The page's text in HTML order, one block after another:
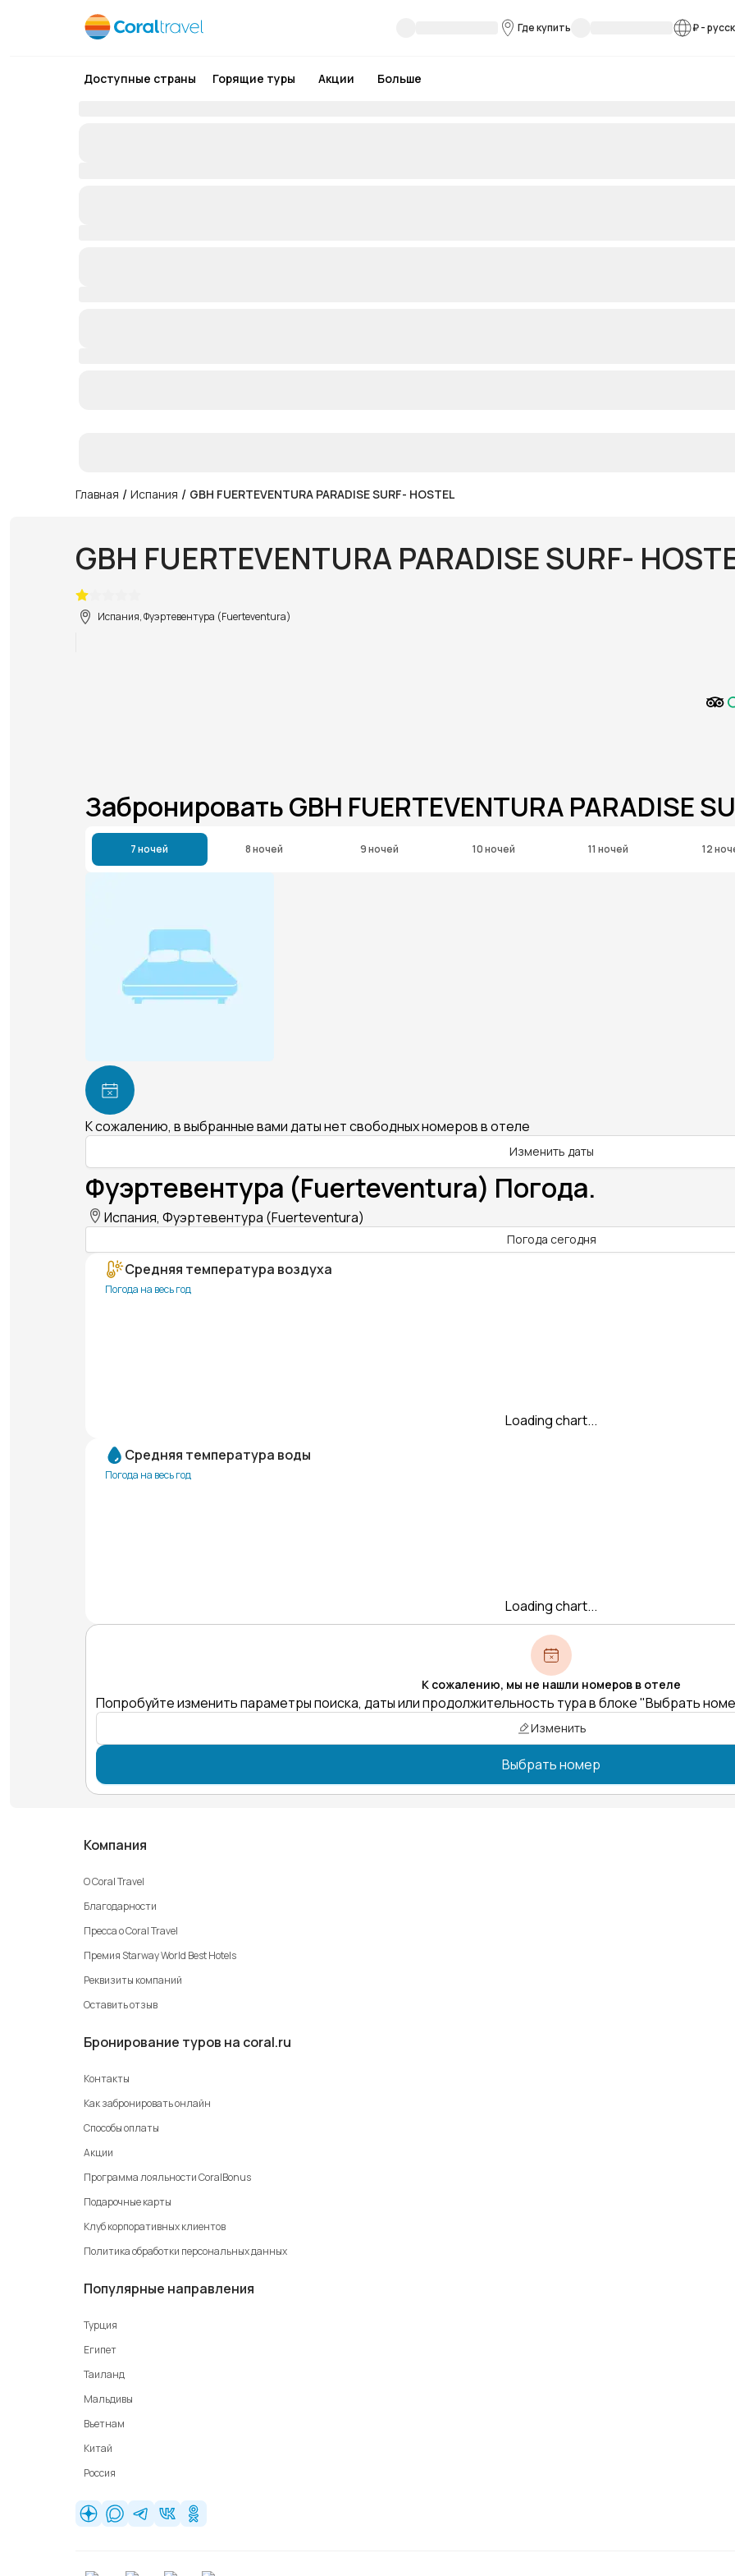
Где купить ₽-
Доступные страны Горящие туры Акции Больше
Главная / Испания / GBH FUERTEVENTURA PARADISE SURF- HOSTEL
GBH FUERTEVENTURA PARADISE SURF-
Испания, Фуэртевентура (Fuerteventura)
Забронировать GBH FUERTEVENTURA PARADISE
7 ночей 8 ночей 9 ночей 10 ночей 11 ночей 12
К сожалению, в выбранные вами даты нет свободных номеров в отеле
Изменить даты
Фуэртевентура (Fuerteventura) Погода.
Испания, Фуэртевентура (Fuerteventura)
Погода сегодня
Средняя температура воздуха
Погода на весь год
Loading chart...
Средняя температура воды
Погода на весь год
Loading chart...
К сожалению, мы не нашли номеров в отеле
Попробуйте изменить параметры поиска, даты или продолжительность тура в блоке "Выбрать
Изменить
Выбрать номер
Компания
О Coral Travel
Благодарности
Пресса о Coral Travel
Премия Starway World Best Hotels
Реквизиты компаний
Оставить отзыв
Бронирование туров на coral.ru
Контакты
Как забронировать онлайн
Способы оплаты
Акции
Программа лояльности CoralBonus
Подарочные карты
Клуб корпоративных клиентов
Политика обработки персональных данных
Популярные направления
Турция
Египет
Таиланд
Мальдивы
Вьетнам
Китай
Россия